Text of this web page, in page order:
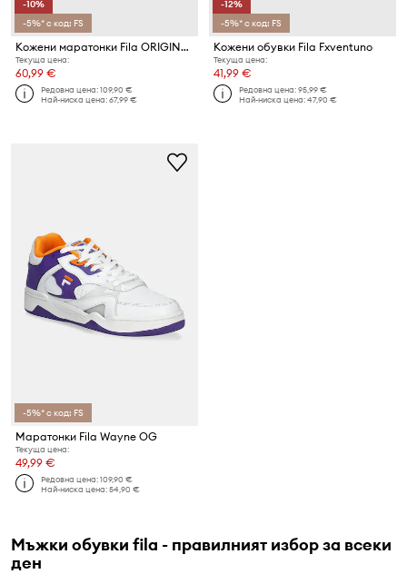
-10%
-5%* с код: FS
Кожени маратонки Fila ORIGINAL TENNIS
Текуща цена:
60,99 €
Редовна цена:109,90 €
Най-ниска цена:67,99 €
-12%
-5%* с код: FS
Кожени обувки Fila Fxventuno
Текуща цена:
41,99 €
Редовна цена:95,99 €
Най-ниска цена:47,90 €
-5%* с код: FS
Маратонки Fila Wayne OG
Текуща цена:
49,99 €
Редовна цена:109,90 €
Най-ниска цена:54,90 €
Мъжки обувки fila - правилният избор за всеки
ден